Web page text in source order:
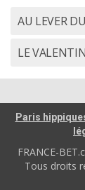
AU LEVER
LE VALENTIN
Paris
FRANCE-
Tous droits